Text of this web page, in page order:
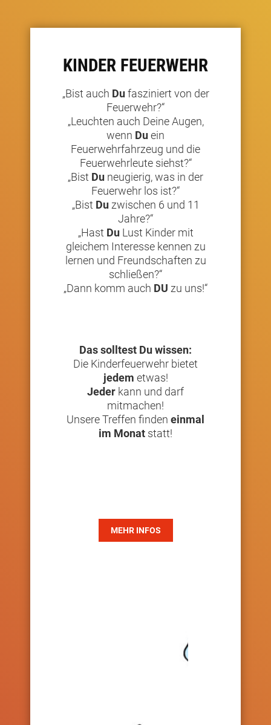
KINDER FEUERWEHR
„Bist auch Dufasziniert von der
Feuerwehr?“
„Leuchten auch Deine Augen,
wenn Duein
Feuerwehrfahrzeug und die
Feuerwehrleute siehst?“
„Bist Du neugierig, was in der
Feuerwehr los ist?“
„Bist Duzwischen 6 und 11
Jahre?“
„Hast DuLust Kinder mit
gleichem Interesse kennen zu
lernen und Freundschaften zu
schließen?“
„Dann komm auch DU zu uns!“
Das solltest Du wissen:
Die Kinderfeuerwehr bietet
jedem etwas!
Jeder kann und darf
mitmachen!
Unsere Treffen finden einmal
im Monat statt!
MEHR INFOS